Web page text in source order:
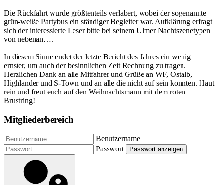
Die Rückfahrt wurde größtenteils verlabert, wobei der sogenannte
grün-weiße Partybus ein ständiger Begleiter war. Aufklärung erfragt
sich der interessierte Leser bitte bei seinem Ulmer Nachtszenetypen
von nebenan….
In diesem Sinne endet der letzte Bericht des Jahres ein wenig
ernster, um auch der besinnlichen Zeit Rechnung zu tragen.
Herzlichen Dank an alle Mitfahrer und Grüße an WF, Ostalb,
Highlander und S-Town und an alle die nicht auf sein konnten. Haut
rein und freut euch auf den Weihnachtsmann mit dem roten
Brustring!
Mitgliederbereich
Benutzername
Passwort
Passwort anzeigen